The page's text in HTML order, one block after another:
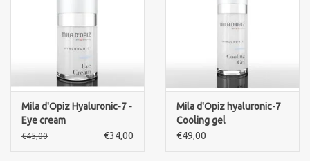
Mila d'Opiz Hyaluronic-7 -
Eye cream
€45,00 €34,00
Mila d'Opiz hyaluronic-7
Cooling gel
€49,00